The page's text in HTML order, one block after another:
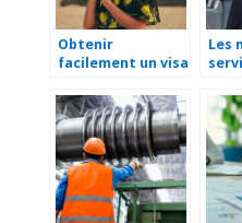
Obtenir
facilement un visa
dubai
Les